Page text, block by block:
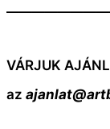
VÁRJUK
az